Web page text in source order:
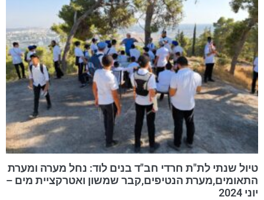
טיול שנתי לת"ת חרדי חב"ד בנים לוד: נחל מערה ומערת
התאומים,מערת הנטיפים,קבר שמשון ואטרקציית מים –
יוני 2024